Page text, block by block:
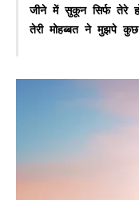
जीने में सुकून सिर्फ तेरे
तेरी मोहब्बत ने मुझपे